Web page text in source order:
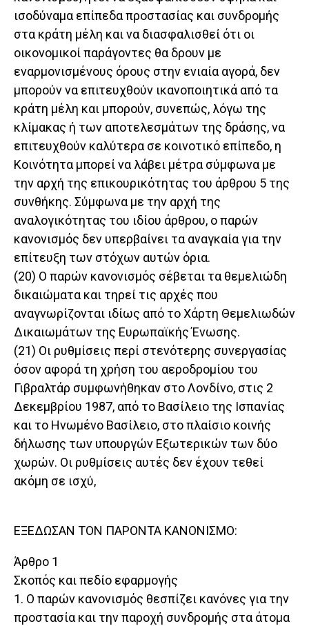
ισοδύναμα επίπεδα προστασίας και συνδρομής
στα κράτη μέλη και να διασφαλισθεί ότι οι
οικονομικοί παράγοντες θα δρουν με
εναρμονισμένους όρους στην ενιαία αγορά, δεν
μπορούν να επιτευχθούν ικανοποιητικά από τα
κράτη μέλη και μπορούν, συνεπώς, λόγω της
κλίμακας ή των αποτελεσμάτων της δράσης, να
επιτευχθούν καλύτερα σε κοινοτικό επίπεδο, η
Κοινότητα μπορεί να λάβει μέτρα σύμφωνα με
την αρχή της επικουρικότητας του άρθρου 5 της
συνθήκης. Σύμφωνα με την αρχή της
αναλογικότητας του ιδίου άρθρου, ο παρών
κανονισμός δεν υπερβαίνει τα αναγκαία για την
επίτευξη των στόχων αυτών όρια.
(20) Ο παρών κανονισμός σέβεται τα θεμελιώδη
δικαιώματα και τηρεί τις αρχές που
αναγνωρίζονται ιδίως από το Χάρτη Θεμελιωδών
Δικαιωμάτων της Ευρωπαϊκής Ένωσης.
(21) Οι ρυθμίσεις περί στενότερης συνεργασίας
όσον αφορά τη χρήση του αεροδρομίου του
Γιβραλτάρ συμφωνήθηκαν στο Λονδίνο, στις 2
Δεκεμβρίου 1987, από το Βασίλειο της Ισπανίας
και το Ηνωμένο Βασίλειο, στο πλαίσιο κοινής
δήλωσης των υπουργών Εξωτερικών των δύο
χωρών. Οι ρυθμίσεις αυτές δεν έχουν τεθεί
ακόμη σε ισχύ,
ΕΞΕΔΩΣΑΝ ΤΟΝ ΠΑΡΟΝΤΑ ΚΑΝΟΝΙΣΜΟ:
Άρθρο 1
Σκοπός και πεδίο εφαρμογής
1. Ο παρών κανονισμός θεσπίζει κανόνες για την
προστασία και την παροχή συνδρομής στα άτομα